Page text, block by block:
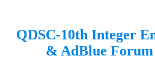
QDSC-10th Integer
& AdBlue